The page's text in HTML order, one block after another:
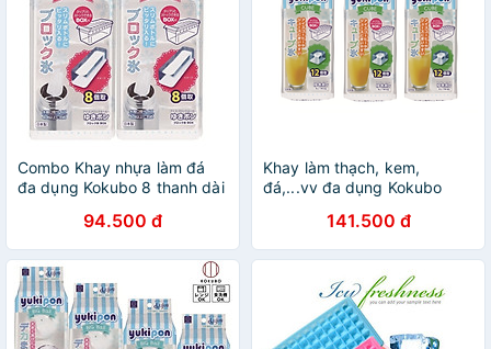
Combo Khay nhựa làm đá
đa dụng Kokubo 8 thanh dài
94.500 đ
Khay làm thạch, kem,
đá,...vv đa dụng Kokubo
141.500 đ